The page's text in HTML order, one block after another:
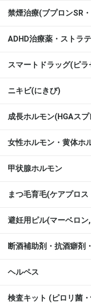
禁煙治療(ブプロンSR
ADHD治療薬・ストラ
スマートドラッグ(ピ
ニキビ(にきび)
成長ホルモン(HGAス
女性ホルモン・黄体ホ
甲状腺ホルモン
まつ毛育毛(ケアプロ
避妊用ピル(マーベロ
断酒補助剤・抗酒癖剤
ヘルペス
検査キット (ピロリ菌